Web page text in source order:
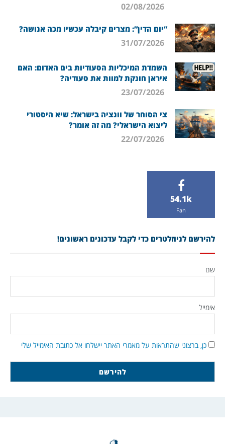
“יום הדין”: מצרים קיבלה עכשיו מכה אנושה?
השמדת המיכליות הסעודיות בים האדום: האם
איראן חונקת למוות את סעודיה?
צי הסוחר של וונציה בישראל: שיא היסטורי
ליצוא הישראלי? מה זה אומר?
54.1k
Fan
להירשם לניוזלטרים כדי לקבל עדכונים ראשונים!
שם
אימייל
כן, ברצוני שהתראות על מאמרי האתר יישלחו אל כתובת האימייל שלי